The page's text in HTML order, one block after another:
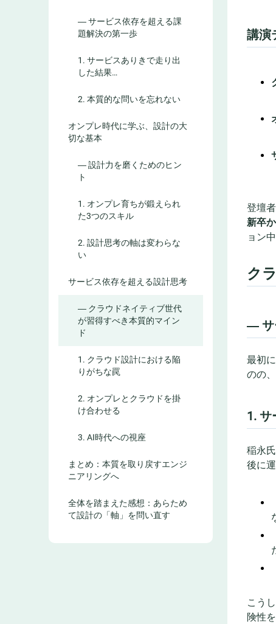
― サービス依存を超える課
題解決の第一歩
1. サービスありきで走り出
した結果…
2. 本質的な問いを忘れない
オンプレ時代に学ぶ、設計の大
切な基本
― 設計力を磨くためのヒン
ト
1. オンプレ育ちが鍛えられ
た3つのスキル
2. 設計思考の軸は変わらな
い
サービス依存を超える設計思考
― クラウドネイティブ世代
が習得すべき本質的マイン
ド
1. クラウド設計における陥
りがちな罠
2. オンプレとクラウドを掛
け合わせる
3. AI時代への視座
まとめ：本質を取り戻すエンジ
ニアリングへ
全体を踏まえた感想：あらため
て設計の「軸」を問い直す
講演
登壇
新卒
ョン
ク
― サ
最初
のの
1.
稲永
後に
こう
険性